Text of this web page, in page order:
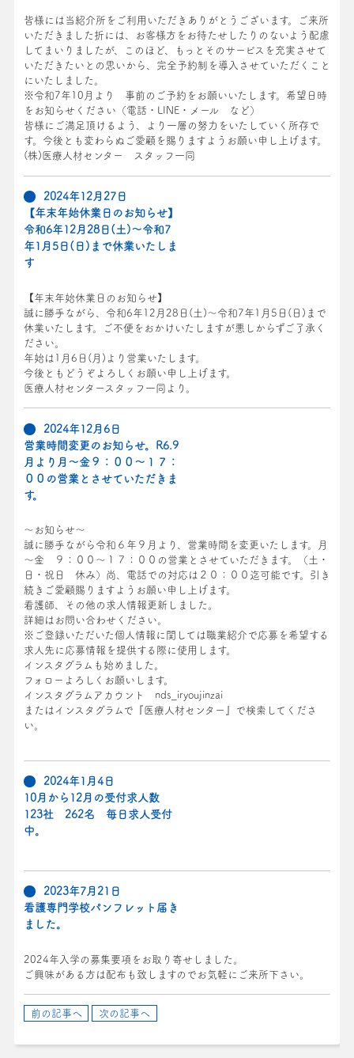
皆様には当紹介所をご利用いただきありがとうございます。ご来所
いただきました折には、お客様方をお待たせしたりのないよう配慮
してまいりましたが、このほど、もっとそのサービスを充実させて
いただきたいとの思いから、完全予約制を導入させていただくこと
にいたしました。
※令和7年10月より 事前のご予約をお願いいたします。希望日時
をお知らせください（電話・LINE・メール など）
皆様にご満足頂けるよう、より一層の努力をいたしていく所存で
す。今後とも変わらぬご愛顧を賜りますようお願い申し上げます。
(株)医療人材センター スタッフ一同
2024年12月27日
【年末年始休業日のお知らせ】
令和6年12月28日(土)～令和7
年1月5日(日)まで休業いたしま
す
【年末年始休業日のお知らせ】
誠に勝手ながら、令和6年12月28日(土)～令和7年1月5日(日)まで
休業いたします。ご不便をおかけいたしますが悪しからずご了承く
ださい。
年始は1月6日(月)より営業いたします。
今後ともどうぞよろしくお願い申し上げます。
医療人材センタースタッフ一同より。
2024年12月6日
営業時間変更のお知らせ。R6.9
月より月～金９：００～１７：
００の営業とさせていただきま
す。
～お知らせ～
誠に勝手ながら令和６年９月より、営業時間を変更いたします。月
～金 ９：００～１７：００の営業とさせていただきます。（土・
日・祝日 休み）尚、電話での対応は２０：００迄可能です。引き
続きご愛顧賜りますようお願い申し上げます。
看護師、その他の求人情報更新しました。
詳細はお問い合わせください。
※ご登録いただいた個人情報に関しては職業紹介で応募を希望する
求人先に応募情報を提供する際に使用します。
インスタグラムも始めました。
フォローよろしくお願いします。
インスタグラムアカウント nds_iryoujinzai
またはインスタグラムで『医療人材センター』で検索してくださ
い。
2024年1月4日
10月から12月の受付求人数
123社 262名 毎日求人受付
中。
2023年7月21日
看護専門学校パンフレット届き
ました。
2024年入学の募集要項をお取り寄せしました。
ご興味がある方は配布も致しますのでお気軽にご来所下さい。
前の記事へ 次の記事へ